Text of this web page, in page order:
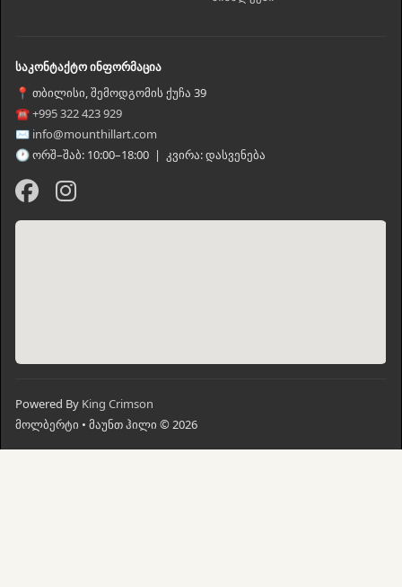
საკონტაქტო ინფორმაცია
📍 თბილისი, შემოდგომის ქუჩა 39
☎ +995 322 423 929
✉ info@mounthillart.com
🕐 ორშ–შაბ: 10:00–18:00 | კვირა: დასვენება
Powered By King Crimson
მოლბერტი • მაუნთ ჰილი © 2026